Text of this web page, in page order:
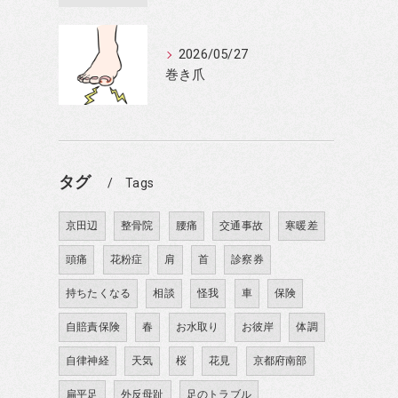
2026/05/27
巻き爪
タグ Tags
京田辺 整骨院 腰痛 交通事故 寒暖差
頭痛 花粉症 肩 首 診察券
持ちたくなる 相談 怪我 車 保険
自賠責保険 春 お水取り お彼岸 体調
自律神経 天気 桜 花見 京都府南部
扁平足 外反母趾 足のトラブル